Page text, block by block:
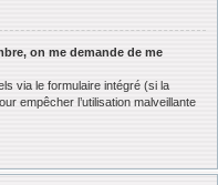
on me demande de me
via le formulaire intégré (si la
empêcher l’utilisation malveillante